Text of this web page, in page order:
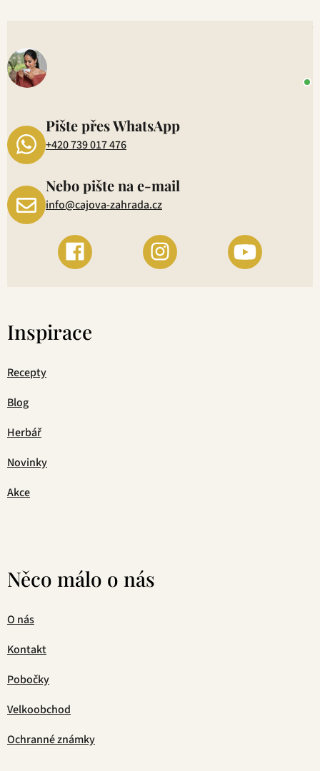
Pište přes WhatsApp
+420 739 017 476
Nebo pište na e-mail
info@cajova-zahrada.cz
Inspirace
Recepty
Blog
Herbář
Novinky
Akce
Něco málo o nás
O nás
Kontakt
Pobočky
Velkoobchod
Ochranné známky